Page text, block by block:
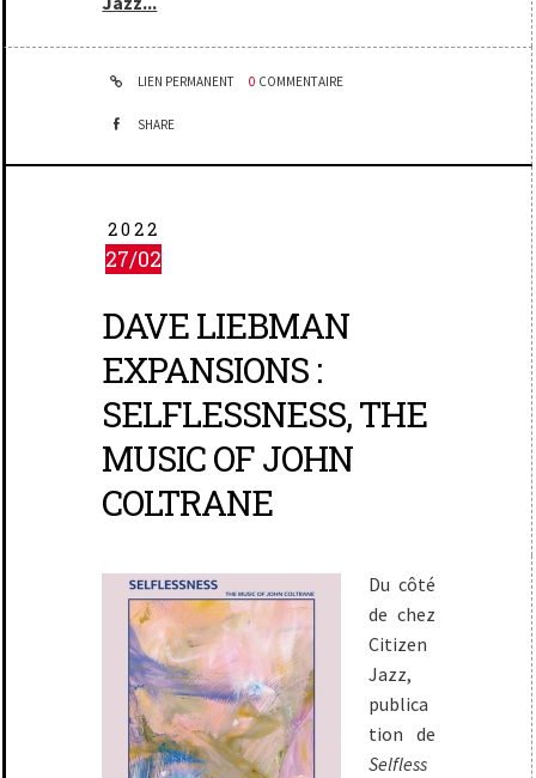
LIEN PERMANENT 0 COMMENTAIRE
SHARE
2022
27/02
DAVE LIEBMAN
EXPANSIONS :
SELFLESSNESS, THE
MUSIC OF JOHN
COLTRANE
Du côté
de chez
Citizen
Jazz,
publica
tion de
Selfless